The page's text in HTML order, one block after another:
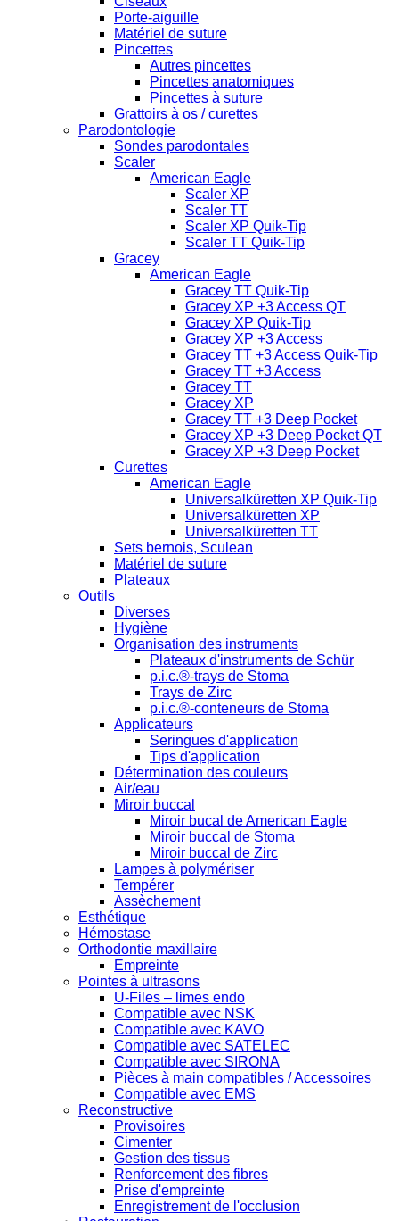
Porte-aiguille
Matériel de suture
Pincettes
Autres pincettes
Pincettes anatomiques
Pincettes à suture
Grattoirs à os / curettes
Parodontologie
Sondes parodontales
Scaler
American Eagle
Scaler XP
Scaler TT
Scaler XP Quik-Tip
Scaler TT Quik-Tip
Gracey
American Eagle
Gracey TT Quik-Tip
Gracey XP +3 Access QT
Gracey XP Quik-Tip
Gracey XP +3 Access
Gracey TT +3 Access Quik-Tip
Gracey TT +3 Access
Gracey TT
Gracey XP
Gracey TT +3 Deep Pocket
Gracey XP +3 Deep Pocket QT
Gracey XP +3 Deep Pocket
Curettes
American Eagle
Universalküretten XP Quik-Tip
Universalküretten XP
Universalküretten TT
Sets bernois, Sculean
Matériel de suture
Plateaux
Outils
Diverses
Hygiène
Organisation des instruments
Plateaux d'instruments de Schür
p.i.c.®-trays de Stoma
Trays de Zirc
p.i.c.®-conteneurs de Stoma
Applicateurs
Seringues d'application
Tips d'application
Détermination des couleurs
Air/eau
Miroir buccal
Miroir bucal de American Eagle
Miroir buccal de Stoma
Miroir buccal de Zirc
Lampes à polymériser
Tempérer
Assèchement
Esthétique
Hémostase
Orthodontie maxillaire
Empreinte
Pointes à ultrasons
U-Files – limes endo
Compatible avec NSK
Compatible avec KAVO
Compatible avec SATELEC
Compatible avec SIRONA
Pièces à main compatibles / Accessoires
Compatible avec EMS
Reconstructive
Provisoires
Cimenter
Gestion des tissus
Renforcement des fibres
Prise d'empreinte
Enregistrement de l'occlusion